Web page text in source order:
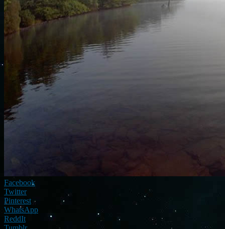
Facebook
Twitter
Pinterest
WhatsApp
ReddIt